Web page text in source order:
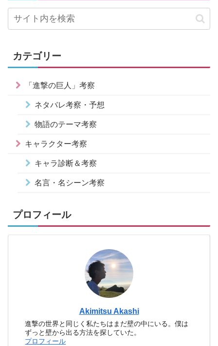
カテゴリー
「進撃の巨人」考察
ネタバレ考察・予想
物語のテーマ考察
キャラクター考察
キャラ診断＆考察
名言・名シーン考察
プロフィール
Akimitsu Akashi
進撃の世界と同じく私たちはまだ壁の中にいる。僕は
ずっと壁から出る方法を探していた。
プロフィール